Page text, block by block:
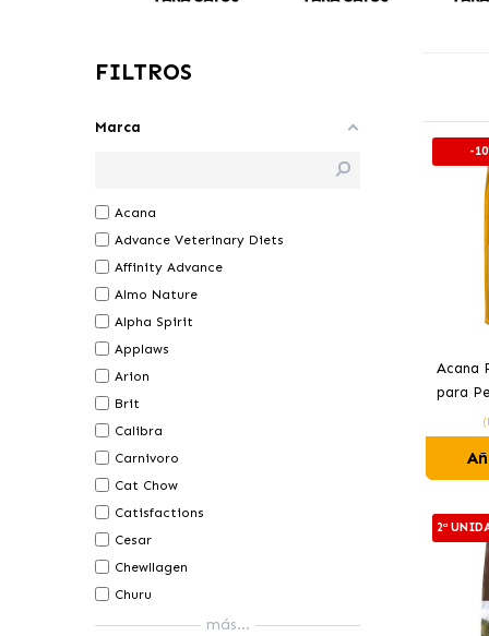
FILTROS
Marca
Acana
Advance Veterinary Diets
Affinity Advance
Almo Nature
Alpha Spirit
Applaws
Arion
Brit
Calibra
Carnivoro
Cat Chow
Catisfactions
Cesar
Chewllagen
Churu
más...
-
Acana
para
2ª